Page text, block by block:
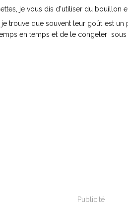
je vous dis d'utiliser du bouillon
trouve que souvent leur goût est
en temps et de le congeler
Publicité